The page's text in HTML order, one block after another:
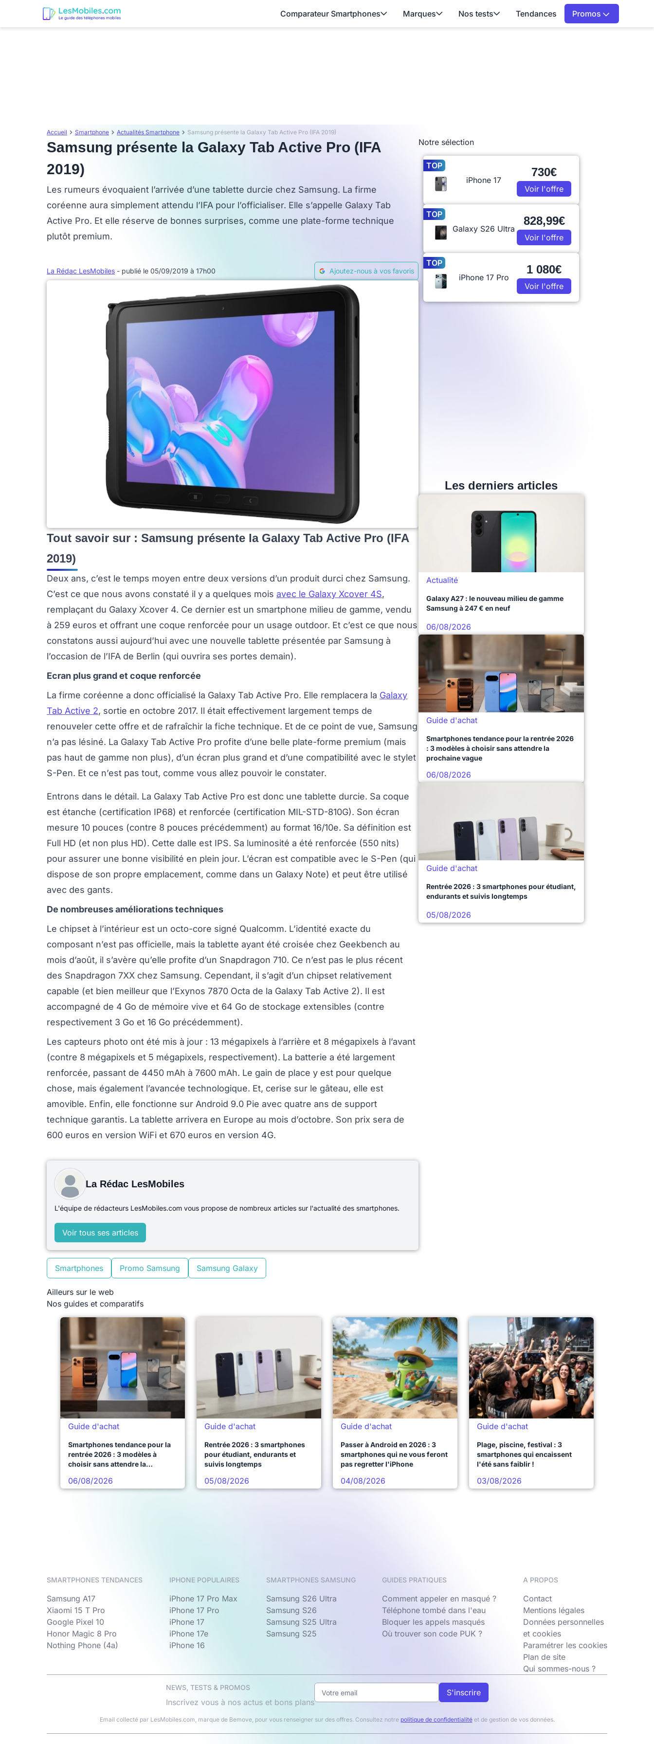
Comparateur Smartphones Marques Nos tests Tendances Promos
Accueil Smartphone Actualités Smartphone Samsung présente la Galaxy Tab Active Pro (IFA 2019)
Samsung présente la Galaxy Tab Active Pro (IFA
2019)
Les rumeurs évoquaient l’arrivée d’une tablette durcie chez Samsung. La firme
coréenne aura simplement attendu l’IFA pour l’officialiser. Elle s’appelle Galaxy Tab
Active Pro. Et elle réserve de bonnes surprises, comme une plate-forme technique
plutôt premium.
La Rédac LesMobiles - publié le 05/09/2019 à 17h00 Ajoutez-nous à vos favoris
Tout savoir sur : Samsung présente la Galaxy Tab Active Pro (IFA
2019)
Deux ans, c’est le temps moyen entre deux versions d’un produit durci chez Samsung.
C’est ce que nous avons constaté il y a quelques mois avec le Galaxy Xcover 4S,
remplaçant du Galaxy Xcover 4. Ce dernier est un smartphone milieu de gamme, vendu
à 259 euros et offrant une coque renforcée pour un usage outdoor. Et c’est ce que nous
constatons aussi aujourd’hui avec une nouvelle tablette présentée par Samsung à
l’occasion de l’IFA de Berlin (qui ouvrira ses portes demain).
Ecran plus grand et coque renforcée
La firme coréenne a donc officialisé la Galaxy Tab Active Pro. Elle remplacera la Galaxy
Tab Active 2, sortie en octobre 2017. Il était effectivement largement temps de
renouveler cette offre et de rafraîchir la fiche technique. Et de ce point de vue, Samsung
n’a pas lésiné. La Galaxy Tab Active Pro profite d’une belle plate-forme premium (mais
pas haut de gamme non plus), d’un écran plus grand et d’une compatibilité avec le stylet
S-Pen. Et ce n’est pas tout, comme vous allez pouvoir le constater.
Entrons dans le détail. La Galaxy Tab Active Pro est donc une tablette durcie. Sa coque
est étanche (certification IP68) et renforcée (certification MIL-STD-810G). Son écran
mesure 10 pouces (contre 8 pouces précédemment) au format 16/10e. Sa définition est
Full HD (et non plus HD). Cette dalle est IPS. Sa luminosité a été renforcée (550 nits)
pour assurer une bonne visibilité en plein jour. L’écran est compatible avec le S-Pen (qui
dispose de son propre emplacement, comme dans un Galaxy Note) et peut être utilisé
avec des gants.
De nombreuses améliorations techniques
Le chipset à l’intérieur est un octo-core signé Qualcomm. L’identité exacte du
composant n’est pas officielle, mais la tablette ayant été croisée chez Geekbench au
mois d’août, il s’avère qu’elle profite d’un Snapdragon 710. Ce n’est pas le plus récent
des Snapdragon 7XX chez Samsung. Cependant, il s’agit d’un chipset relativement
capable (et bien meilleur que l’Exynos 7870 Octa de la Galaxy Tab Active 2). Il est
accompagné de 4 Go de mémoire vive et 64 Go de stockage extensibles (contre
respectivement 3 Go et 16 Go précédemment).
Les capteurs photo ont été mis à jour : 13 mégapixels à l’arrière et 8 mégapixels à l’avant
(contre 8 mégapixels et 5 mégapixels, respectivement). La batterie a été largement
renforcée, passant de 4450 mAh à 7600 mAh. Le gain de place y est pour quelque
chose, mais également l’avancée technologique. Et, cerise sur le gâteau, elle est
amovible. Enfin, elle fonctionne sur Android 9.0 Pie avec quatre ans de support
technique garantis. La tablette arrivera en Europe au mois d’octobre. Son prix sera de
600 euros en version WiFi et 670 euros en version 4G.
La Rédac LesMobiles
L'équipe de rédacteurs LesMobiles.com vous propose de nombreux articles sur l'actualité des smartphones.
Voir tous ses articles
Smartphones Promo Samsung Samsung Galaxy
Ailleurs sur le web
Notre sélection
TOP
iPhone 17
730€
Voir l'offre
TOP
Galaxy S26 Ultra
828,99€
Voir l'offre
TOP
iPhone 17 Pro
1 080€
Voir l'offre
Les derniers articles
Actualité
Galaxy A27 : le nouveau milieu de gamme
Samsung à 247 € en neuf
06/08/2026
Guide d'achat
Smartphones tendance pour la rentrée 2026
: 3 modèles à choisir sans attendre la
prochaine vague
06/08/2026
Guide d'achat
Rentrée 2026 : 3 smartphones pour étudiant,
endurants et suivis longtemps
05/08/2026
Nos guides et comparatifs
Guide d'achat
Smartphones tendance pour la
rentrée 2026 : 3 modèles à
choisir sans attendre la
06/08/2026
Guide d'achat
Rentrée 2026 : 3 smartphones
pour étudiant, endurants et
suivis longtemps
05/08/2026
Guide d'achat
Passer à Android en 2026 : 3
smartphones qui ne vous feront
pas regretter l'iPhone
04/08/2026
Guide d'achat
Plage, piscine, festival : 3
smartphones qui encaissent
l'été sans faiblir !
03/08/2026
SMARTPHONES TENDANCES
Samsung A17
Xiaomi 15 T Pro
Google Pixel 10
Honor Magic 8 Pro
Nothing Phone (4a)
IPHONE POPULAIRES
iPhone 17 Pro Max
iPhone 17 Pro
iPhone 17
iPhone 17e
iPhone 16
SMARTPHONES SAMSUNG
Samsung S26 Ultra
Samsung S26
Samsung S25 Ultra
Samsung S25
GUIDES PRATIQUES
Comment appeler en masqué ?
Téléphone tombé dans l'eau
Bloquer les appels masqués
Où trouver son code PUK ?
A PROPOS
Contact
Mentions légales
Données personnelles
et cookies
Paramétrer les cookies
Plan de site
Qui sommes-nous ?
NEWS, TESTS & PROMOS
Inscrivez vous à nos actus et bons plans
S'inscrire
Email collecté par LesMobiles.com, marque de Bemove, pour vous renseigner sur des offres. Consultez notre politique de confidentialitéet de gestion de vos données.